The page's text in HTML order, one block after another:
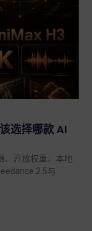
选择哪款 AI
、开放权重、本地
2.5与